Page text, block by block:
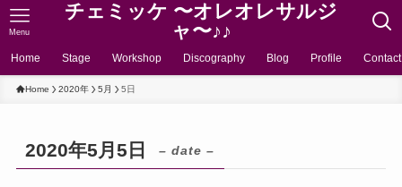
チェミッケ 〜オレオレサルジ
ャ〜♪♪
Menu
Home Stage Workshop Discography Blog Profile Contact
Home 2020年 5月 5日
2020年5月5日 – date –